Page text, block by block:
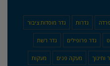
גדרות גדר מוסדות ציבור
גדר פרופילים גדר רשת
וחינוך מעקה פנים מעקות